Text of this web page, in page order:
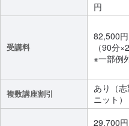
円
受講料
82,500
（90分
※一部例
複数講座割引
あり（
ニット）
29,700円